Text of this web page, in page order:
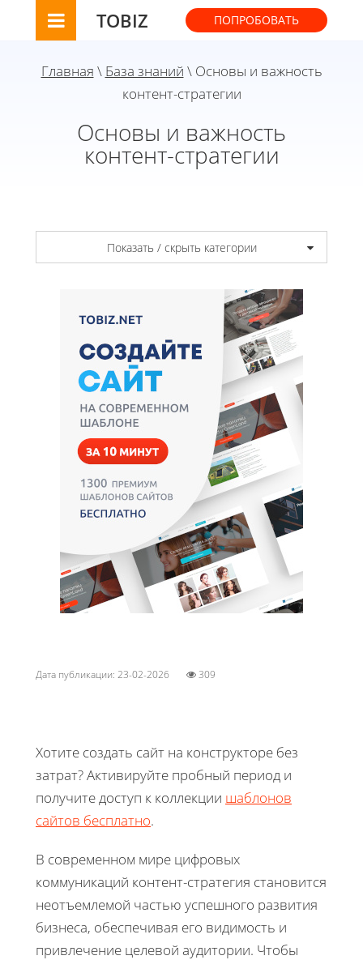
TOBIZ ПОПРОБОВАТЬ
Главная \ База знаний \ Основы и важность
контент-стратегии
Основы и важность
контент-стратегии
Показать / скрыть категории
Дата публикации: 23-02-2026 309
Хотите создать сайт на конструкторе без
затрат? Активируйте пробный период и
получите доступ к коллекции шаблонов
сайтов бесплатно.
В современном мире цифровых
коммуникаций контент-стратегия становится
неотъемлемой частью успешного развития
бизнеса, обеспечивая его видимость и
привлечение целевой аудитории. Чтобы